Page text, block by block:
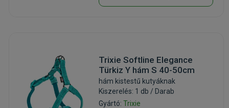
Trixie Softline Elegance
Türkiz Y hám S 40-50cm
hám kistestű kutyáknak
Kiszerelés: 1 db / Darab
Gyártó: Trixie